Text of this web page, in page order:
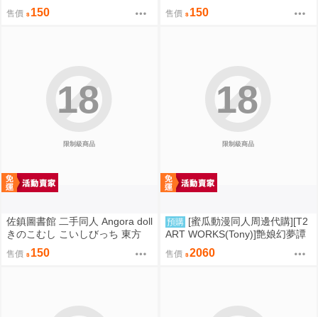
点英霊風俗七番勝負 Fate FGO
售價 150
びちゃん Fate FGO
售價 150
限制級商品
18
佐鎮圖書館 二手同人 Angora doll
きのこむし こいしびっち 東方
售價 150
限制級商品
18
預購 [蜜瓜動漫同人周邊代購][T2
ART WORKS(Tony)]艶娘幻夢譚
【プレイマット】(同人誌)
售價 2060